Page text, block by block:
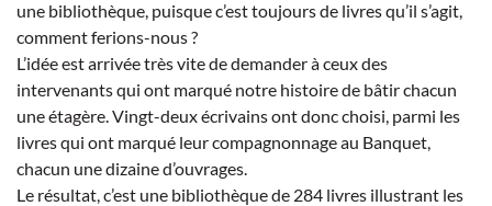
une bibliothèque, puisque c’est toujours de livres qu’il s’agit,
comment ferions-nous ?
L’idée est arrivée très vite de demander à ceux des
intervenants qui ont marqué notre histoire de bâtir chacun
une étagère. Vingt-deux écrivains ont donc choisi, parmi les
livres qui ont marqué leur compagnonnage au Banquet,
chacun une dizaine d’ouvrages.
Le résultat, c’est une bibliothèque de 284 livres illustrant les